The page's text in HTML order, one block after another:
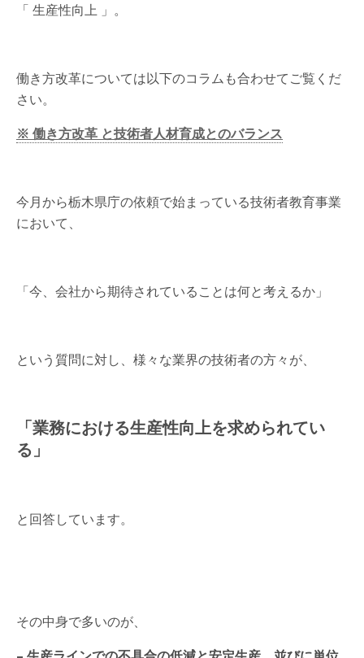
「 生産性向上 」。
働き方改革については以下のコラムも合わせてご覧くだ
さい。
※ 働き方改革 と技術者人材育成とのバランス
今月から栃木県庁の依頼で始まっている技術者教育事業
において、
「今、会社から期待されていることは何と考えるか」
という質問に対し、様々な業界の技術者の方々が、
「業務における生産性向上を求められてい
る」
と回答しています。
その中身で多いのが、